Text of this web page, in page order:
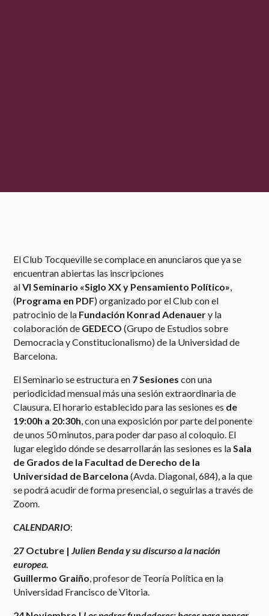
El Club Tocqueville se complace en anunciaros que ya se
encuentran abiertas las inscripciones
alVI Seminario «Siglo XX y Pensamiento Político»,
(Programa en PDF)organizado por el Club con el
patrocinio de la Fundación Konrad Adenauery la
colaboración de GEDECO(Grupo de Estudios sobre
Democracia y Constitucionalismo) de la Universidad de
Barcelona.
El Seminario se estructura en 7 Sesiones con una
periodicidad mensual más una sesión extraordinaria de
Clausura. El horario establecido para las sesiones es de
19:00h a 20:30h, con una exposición por parte del ponente
de unos 50 minutos, para poder dar paso al coloquio. El
lugar elegido dónde se desarrollarán las sesiones es laSala
de Grados de la Facultad de Derecho de la
Universidad de Barcelona (Avda. Diagonal, 684), a la que
se podrá acudir de forma presencial, o seguirlas a través de
Zoom.
CALENDARIO:
27 Octubre |Julien Benda y su discurso a la nación
europea.
Guillermo Graiño, profesor de Teoría Política en la
Universidad Francisco de Vitoria.